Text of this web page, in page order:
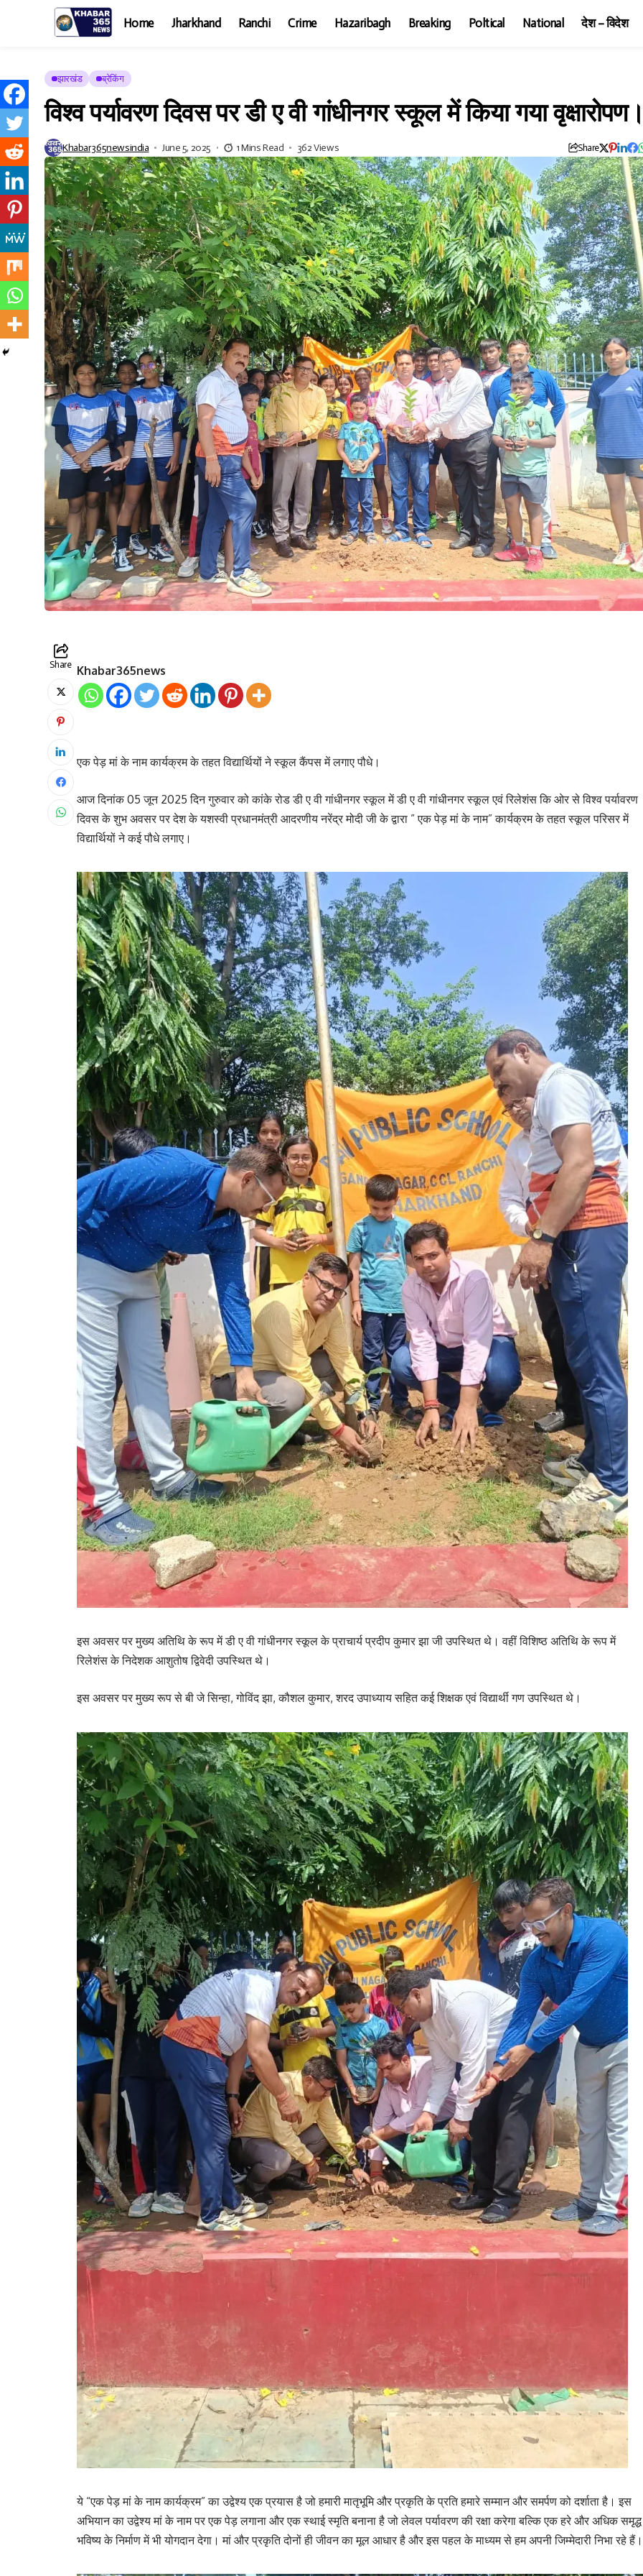
Home Jharkhand Ranchi Crime Hazaribagh Breaking Poltical National देश – विदेश
झारखंड ब्रेकिंग
विश्व पर्यावरण दिवस पर डी ए वी गांधीनगर स्कूल में किया गया वृक्षारोपण।
Khabar365newsindia June 5, 2025 1 Mins Read 362 Views Share
Share Khabar365news
एक पेड़ मां के नाम कार्यक्रम के तहत विद्यार्थियों ने स्कूल कैंपस में लगाए पौधे।
आज दिनांक 05 जून 2025 दिन गुरुवार को कांके रोड डी ए वी गांधीनगर स्कूल में डी ए वी गांधीनगर स्कूल एवं रिलेशंस कि ओर से विश्व पर्यावरण
दिवस के शुभ अवसर पर देश के यशस्वी प्रधानमंत्री आदरणीय नरेंद्र मोदी जी के द्वारा ” एक पेड़ मां के नाम” कार्यक्रम के तहत स्कूल परिसर में
विद्यार्थियों ने कई पौधे लगाए।
इस अवसर पर मुख्य अतिथि के रूप में डी ए वी गांधीनगर स्कूल के प्राचार्य प्रदीप कुमार झा जी उपस्थित थे। वहीं विशिष्ठ अतिथि के रूप में
रिलेशंस के निदेशक आशुतोष द्विवेदी उपस्थित थे।
इस अवसर पर मुख्य रूप से बी जे सिन्हा, गोविंद झा, कौशल कुमार, शरद उपाध्याय सहित कई शिक्षक एवं विद्यार्थी गण उपस्थित थे।
ये “एक पेड़ मां के नाम कार्यक्रम” का उद्वेश्य एक प्रयास है जो हमारी मातृभूमि और प्रकृति के प्रति हमारे सम्मान और समर्पण को दर्शाता है। इस
अभियान का उद्वेश्य मां के नाम पर एक पेड़ लगाना और एक स्थाई स्मृति बनाना है जो लेवल पर्यावरण की रक्षा करेगा बल्कि एक हरे और अधिक समृद्ध
भविष्य के निर्माण में भी योगदान देगा। मां और प्रकृति दोनों ही जीवन का मूल आधार है और इस पहल के माध्यम से हम अपनी जिम्मेदारी निभा रहे हैं।